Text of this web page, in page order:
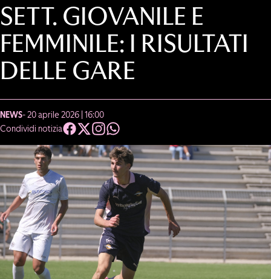
SETT. GIOVANILE E
FEMMINILE: I RISULTATI
DELLE GARE
NEWS- 20 aprile 2026 | 16:00
Condividi notizia